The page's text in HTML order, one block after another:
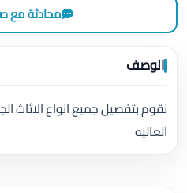
محادثة مع
الوصف
نقوم بتفصيل جميع انواع الاثاث
العاليه